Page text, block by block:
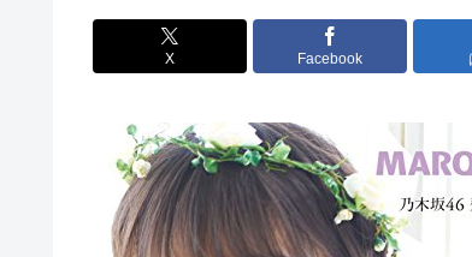
X Facebook